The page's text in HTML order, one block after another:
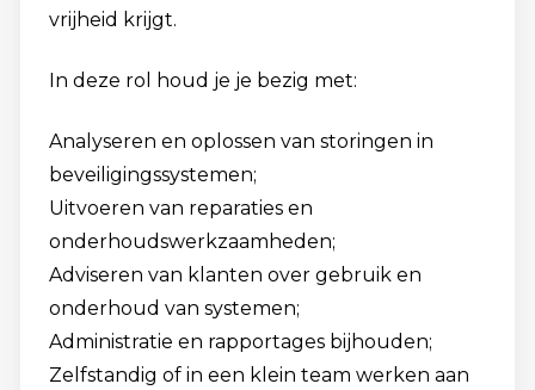
vrijheid krijgt.
In deze rol houd je je bezig met:
Analyseren en oplossen van storingen in
beveiligingssystemen;
Uitvoeren van reparaties en
onderhoudswerkzaamheden;
Adviseren van klanten over gebruik en
onderhoud van systemen;
Administratie en rapportages bijhouden;
Zelfstandig of in een klein team werken aan